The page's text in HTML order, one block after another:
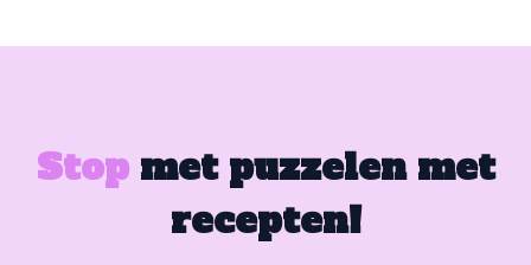
Stopmet puzzelen met
recepten!